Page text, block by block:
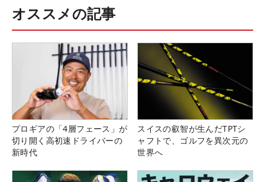
オススメの記事
プロギアの「4層フェース」が
切り開く高初速ドライバーの
新時代
スイスの叡智が生んだTPTシ
ャフトで、ゴルフを異次元の
世界へ